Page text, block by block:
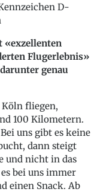
D-
«exzellenten
Flugerlebnis»
genau
Köln fliegen,
100 Kilometern.
uns gibt es keine
dann steigt
und nicht in das
bei uns immer
einen Snack. Ab